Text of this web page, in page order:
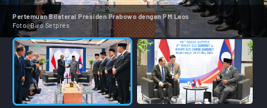
Pertemuan Bilateral Presiden Prabowo dengan PM Laos
Foto:Biro Setpres